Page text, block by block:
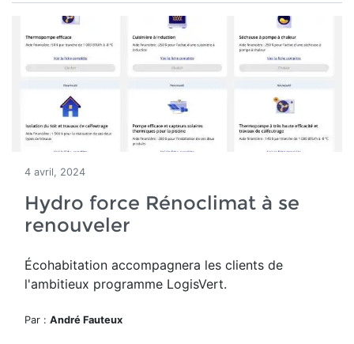
4 avril, 2024
Hydro force Rénoclimat à se
renouveler
Écohabitation accompagnera les clients de
l'ambitieux programme LogisVert.
Par : André Fauteux